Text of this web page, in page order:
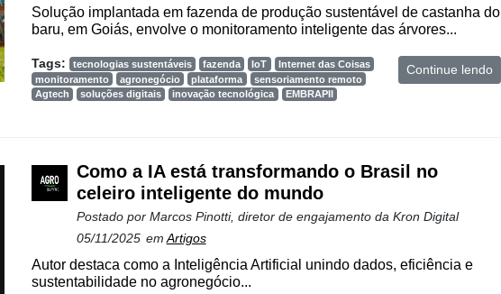
Solução implantada em fazenda de produção sustentável de castanha do
baru, em Goiás, envolve o monitoramento inteligente das árvores...
Tags: tecnologias sustentáveis fazenda IoT
Internet das Coisas
monitoramento
agronegócio plataforma
sensoriamento remoto
Agtech
soluções digitais inovação tecnológica EMBRAPII
Continue lendo
Como a IA está transformando o Brasil no
celeiro inteligente do mundo
Postado por Marcos Pinotti, diretor de engajamento da Kron Digital
05/11/2025 em Artigos
Autor destaca como a Inteligência Artificial unindo dados, eficiência e
sustentabilidade no agronegócio...